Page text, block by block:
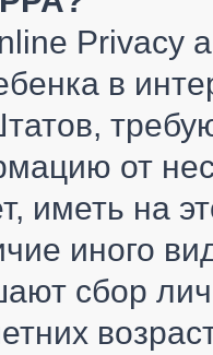
Privacy
в
от
иметь на
иного
сбор